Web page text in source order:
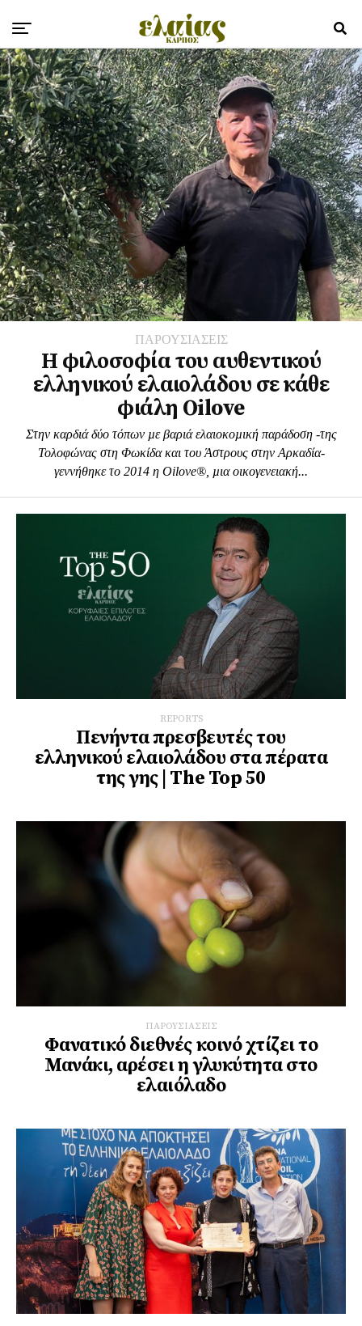
ΠΑΡΟΥΣΙΑΣΕΙΣ
Η φιλοσοφία του αυθεντικού
ελληνικού ελαιολάδου σε κάθε
φιάλη Oilove
Στην καρδιά δύο τόπων µε βαριά ελαιοκοµική παράδοση -της
Τολοφώνας στη Φωκίδα και του Άστρους στην Αρκαδία-
γεννήθηκε το 2014 η Oilove®, µια οικογενειακή...
REPORTS
Πενήντα πρεσβευτές του
ελληνικού ελαιολάδου στα πέρατα
της γης | The Top 50
ΠΑΡΟΥΣΙΑΣΕΙΣ
Φανατικό διεθνές κοινό χτίζει το
Μανάκι, αρέσει η γλυκύτητα στο
ελαιόλαδο